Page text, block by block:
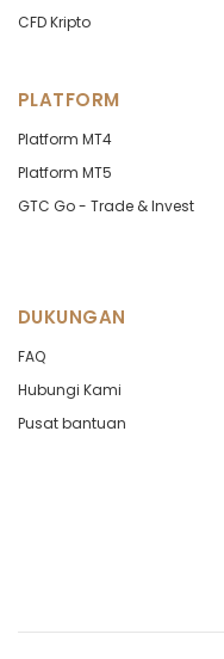
CFD Kripto
PLATFORM
Platform MT4
Platform MT5
GTC Go - Trade & Invest
DUKUNGAN
FAQ
Hubungi Kami
Pusat bantuan